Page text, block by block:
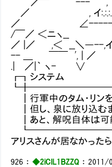
／ , イ
／ ∠-----､:.:.:.:.
/￣／ ＜ニヽ__ ,
／ |／ ,＜ __＼―--,
-- ＿ ￣￣ ', |
.| ／|｀
┏┓
┃行軍中のタム・リンを
┃但し、泉に放り込む
┃あと、解呪自体は可
アリスさんが居なかった
926 ：◆2iCIL1BZZQ ：2011/